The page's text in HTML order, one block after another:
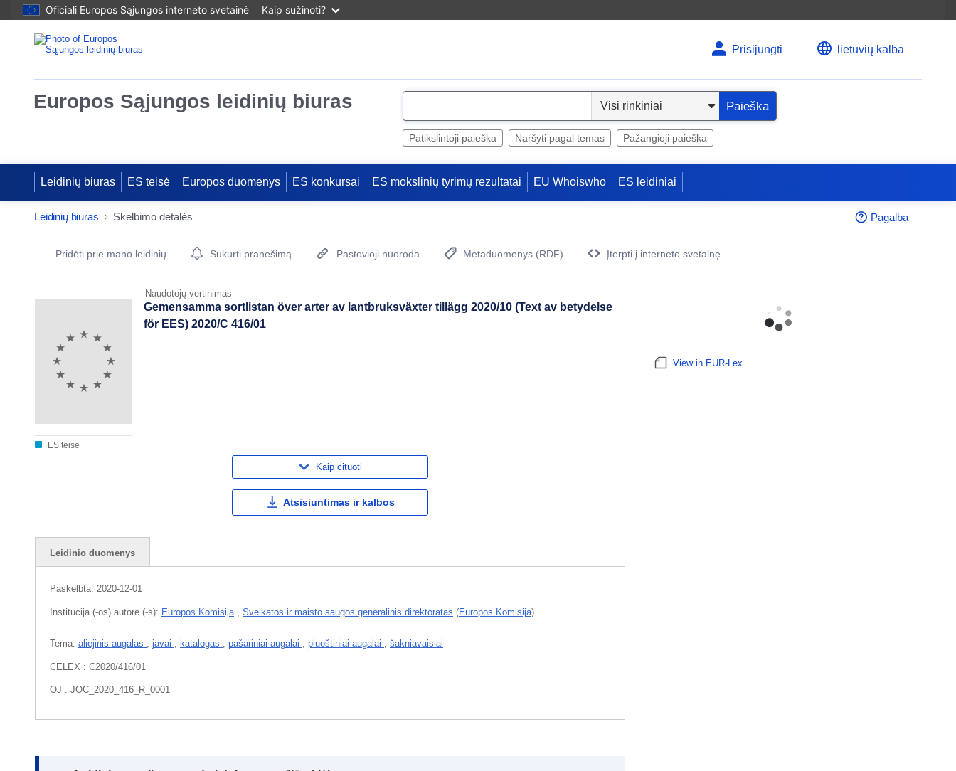
Oficiali Europos Sąjungos interneto svetainė Kaip sužinoti?
Prisijungti lietuvių kalba
Europos Sąjungos leidinių biuras
e
Paieška
Patikslintoji paieška Naršyti pagal temas Pažangioji paieška
Leidinių biuras ES teisė Europos duomenys ES konkursai ES mokslinių tyrimų rezultatai EU Whoiswho ES leidiniai
Leidinių biuras Skelbimo detalės Pagalba
Publication Detail Actions Portlet
Pridėti prie mano leidinių Sukurti pranešimą Pastovioji nuoroda
Metaduomenys (RDF)
Įterpti į interneto svetainę
Naudotojų vertinimas
ES teisė
Gemensamma sortlistan över arter av lantbruksväxter tillägg 2020/10 (Text av betydelse
för EES) 2020/C 416/01
Kaip cituoti
Atsisiuntimas ir kalbos
Leidinio duomenys
Paskelbta: 2020-12-01
Institucija (-os) autorė (-s): Europos Komisija , Sveikatos ir maisto saugos generalinis direktoratas (Europos Komisija)
Tema: aliejinis augalas , javai , katalogas , pašariniai augalai , pluoštiniai augalai , šakniavaisiai
CELEX : C2020/416/01
OJ : JOC_2020_416_R_0001
View in EUR-Lex